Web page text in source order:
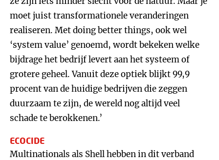
moet juist transformationele veranderingen
realiseren. Met doing better things, ook wel
‘system value’ genoemd, wordt bekeken welke
bijdrage het bedrijf levert aan het systeem of
grotere geheel. Vanuit deze optiek blijkt 99,9
procent van de huidige bedrijven die zeggen
duurzaam te zijn, de wereld nog altijd veel
schade te berokkenen.’
ECOCIDE
Multinationals als Shell hebben in dit verband